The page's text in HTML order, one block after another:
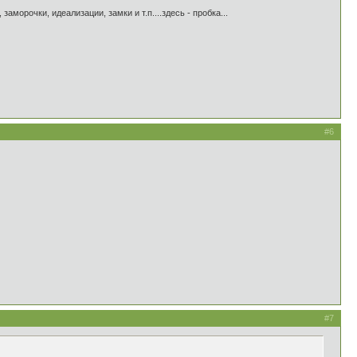
идеализации, замки и т.п....здесь - пробка...
#6
#7